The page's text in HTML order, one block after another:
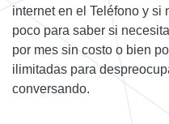
internet en el Teléfono y si
poco para saber si
por mes sin costo o bien
ilimitadas para
conversando.